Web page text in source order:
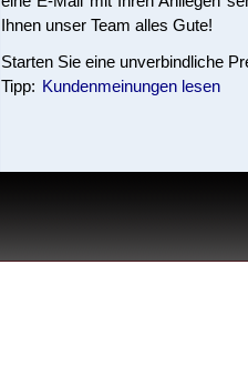
Ihnen unser Team alles Gute!
Starten Sie eine unverbindliche
Tipp: Kundenmeinungen lesen